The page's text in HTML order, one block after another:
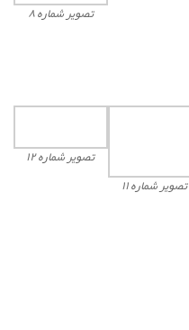
تصویر شماره ۸
تصویر شماره ۱۱
تصویر شماره ۱۲